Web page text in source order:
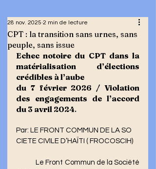
CPT : la transition sans urnes, sans
peuple, sans issue
28 nov. 2025 2 min de lecture
Echec notoire du CPT dans la
matérialisation d’élections
crédibles à l’aube
du 7 février 2026 / Violation
des engagements de l’accord
du 3 avril 2024.
Par: LE FRONT COMMUN DE LA SO
CIETE CIVILE D’HAÏTI ( FROCOSCIH)